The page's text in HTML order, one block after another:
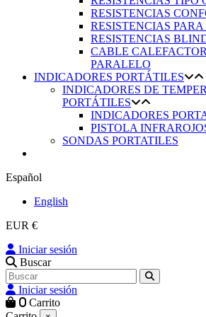
RESISTENCIAS
RESISTENCIAS
RESISTENCIAS
CABLE
PARALELO
INDICADORES PORTÁTILES
INDICADORES DE
PORTÁTILES
INDICADORES
PISTOLA
SONDAS PORTATILES
Español
English
EUR €
Iniciar sesión
Buscar
Iniciar sesión
0 Carrito